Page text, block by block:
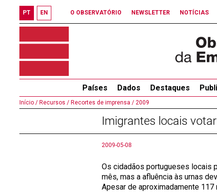
PT EN O OBSERVATÓRIO NEWSLETTER NOTÍCIAS
Países Dados Destaques
Início / Recursos / Recortes de imprensa / 2009
Imigrantes locais
2009-05-08
Os cidadãos portugueses locais
mês, mas a afluência às urnas
Apesar de aproximadamente